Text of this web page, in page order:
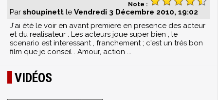
Note :
Par sh0upinett le Vendredi 3 Décembre 2010, 19:02
J'ai été le voir en avant premiere en presence des acteur
et du realisateur . Les acteurs joue super bien , le
scenario est interessant , franchement ; c'est un trés bon
film que je conseil . Amour, action ...
VIDÉOS